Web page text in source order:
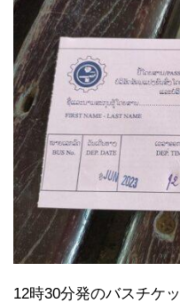
12時30分発のバスチケ